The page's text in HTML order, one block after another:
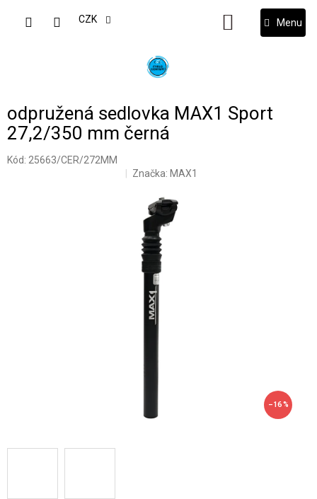
CZK
NÁKUPNÍ
KOŠÍK
odpružená sedlovka MAX1 Sport
27,2/350 mm černá
Kód: 25663/CER/272MM
Značka: MAX1
–16 %